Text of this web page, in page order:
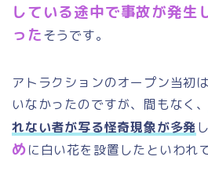
している途中で事故が発生
ったそうです。
アトラクションのオープン当初
いなかったのですが、間もなく、
れない者が写る怪奇現象が多発
めに白い花を設置したといわれ